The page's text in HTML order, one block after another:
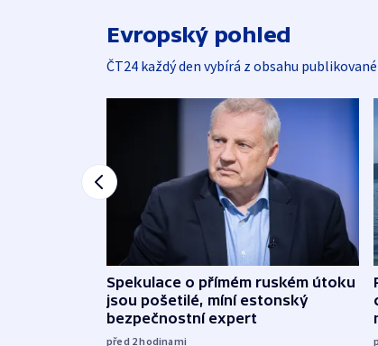
Evropský pohled
ČT24 každý den vybírá z obsahu
Spekulace o přímém ruském útoku
jsou pošetilé, míní estonský
bezpečnostní expert
před 2hodinami